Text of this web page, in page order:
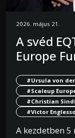
2026. május 21.
A svéd
Europe
#Ursula von der
#Scaleup
#Christian
#Victor
A kezdetben